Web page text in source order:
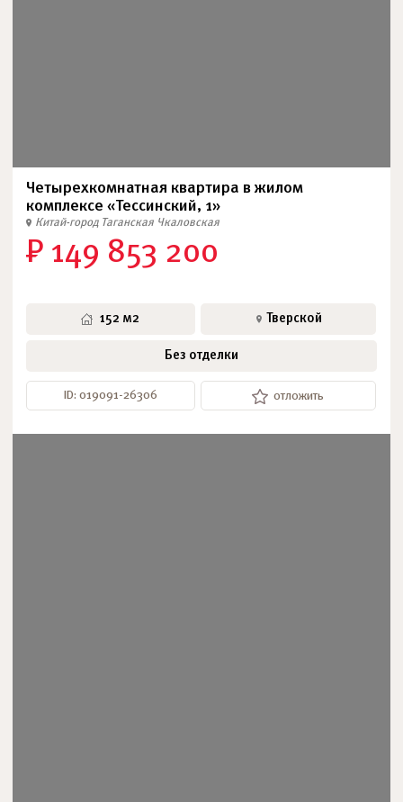
Четырехкомнатная квартира в жилом
комплексе «Тессинский, 1»
Китай-город Таганская Чкаловская
₽ 149 853 200
152 м2 Тверской
Без отделки
ID: 019091-26306 отложить